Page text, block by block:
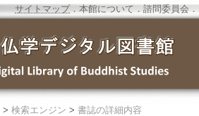
サイトマップ．本館について ． 諮問委員会 ．
> 検索エンジン > 書誌の詳細内容